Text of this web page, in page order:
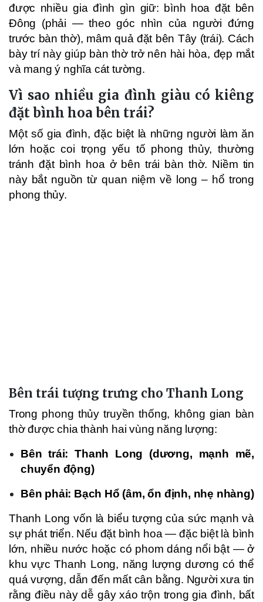
được nhiều gia đình gìn giữ: bình hoa đặt bên
Đông (phải — theo góc nhìn của người đứng
trước bàn thờ), mâm quả đặt bên Tây (trái). Cách
bày trí này giúp bàn thờ trở nên hài hòa, đẹp mắt
và mang ý nghĩa cát tường.
Vì sao nhiều gia đình giàu có kiêng
đặt bình hoa bên trái?
Một số gia đình, đặc biệt là những người làm ăn
lớn hoặc coi trọng yếu tố phong thủy, thường
tránh đặt bình hoa ở bên trái bàn thờ. Niềm tin
này bắt nguồn từ quan niệm về long – hổ trong
phong thủy.
Bên trái tượng trưng cho Thanh Long
Trong phong thủy truyền thống, không gian bàn
thờ được chia thành hai vùng năng lượng:
Bên trái: Thanh Long (dương, mạnh mẽ,
chuyển động)
Bên phải: Bạch Hổ (âm, ổn định, nhẹ nhàng)
Thanh Long vốn là biểu tượng của sức mạnh và
sự phát triển. Nếu đặt bình hoa — đặc biệt là bình
lớn, nhiều nước hoặc có phom dáng nổi bật — ở
khu vực Thanh Long, năng lượng dương có thể
quá vượng, dẫn đến mất cân bằng. Người xưa tin
rằng điều này dễ gây xáo trộn trong gia đình, bất